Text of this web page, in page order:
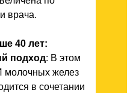
врача.
40 лет:
подход: В этом
молочных желез
в сочетании